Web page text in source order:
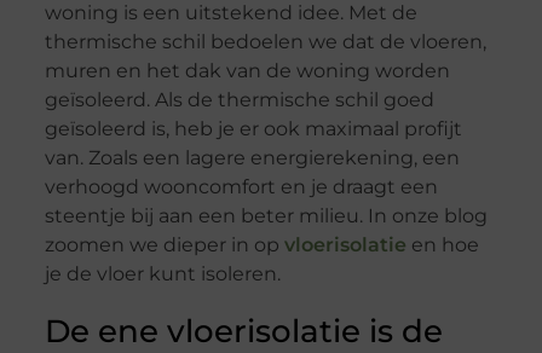
woning is een uitstekend idee. Met de
thermische schil bedoelen we dat de vloeren,
muren en het dak van de woning worden
geïsoleerd. Als de thermische schil goed
geïsoleerd is, heb je er ook maximaal profijt
van. Zoals een lagere energierekening, een
verhoogd wooncomfort en je draagt een
steentje bij aan een beter milieu. In onze blog
zoomen we dieper in op vloerisolatie en hoe
je de vloer kunt isoleren.
De ene vloerisolatie is de